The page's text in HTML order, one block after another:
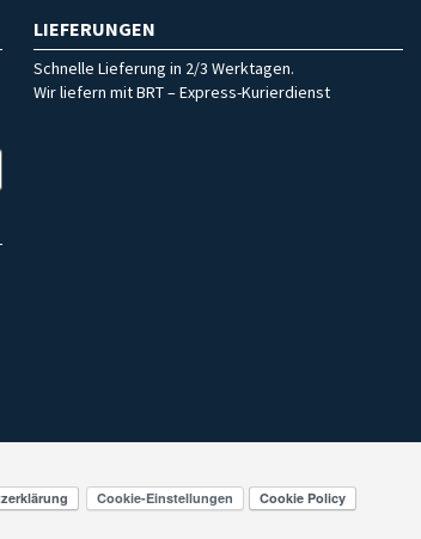
LIEFERUNGEN
Schnelle Lieferung in 2/3 Werktagen.
Wir liefern mit BRT – Express-Kurierdienst
Cookie-Einstellungen